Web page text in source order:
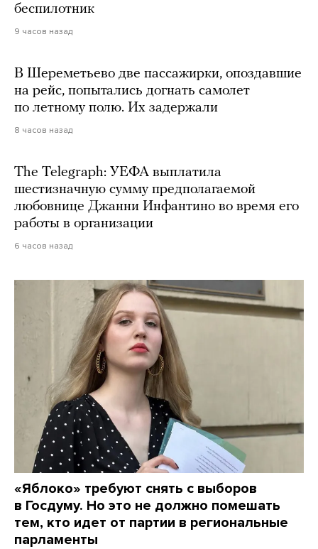
беспилотник
9 часов назад
В Шереметьево две пассажирки, опоздавшие
на рейс, попытались догнать самолет
по летному полю. Их задержали
8 часов назад
The Telegraph: УЕФА выплатила
шестизначную сумму предполагаемой
любовнице Джанни Инфантино во время его
работы в организации
6 часов назад
«Яблоко» требуют снять с выборов
в Госдуму. Но это не должно помешать
тем, кто идет от партии в региональные
парламенты